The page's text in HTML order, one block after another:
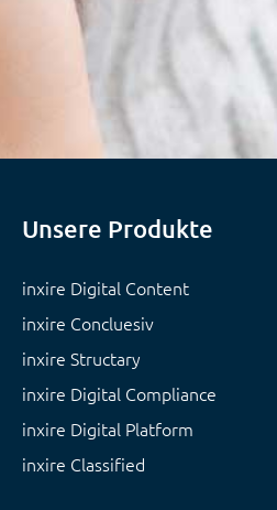
Unsere Produkte
inxire Digital Content
inxire Concluesiv
inxire Structary
inxire Digital Compliance
inxire Digital Platform
inxire Classified